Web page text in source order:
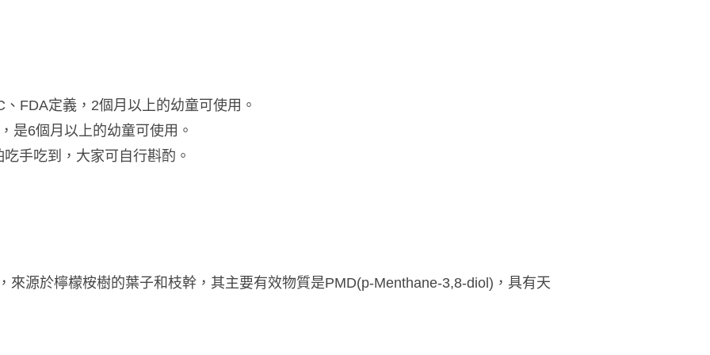
FDA定義，2個月以上的幼童可使用。​
是6個月以上的幼童可使用。
手吃到，大家可自行斟酌。
來源於檸檬桉樹的葉子和枝幹，​其主要有效物質是PMD(p-Menthane-3,8-diol)，具有天